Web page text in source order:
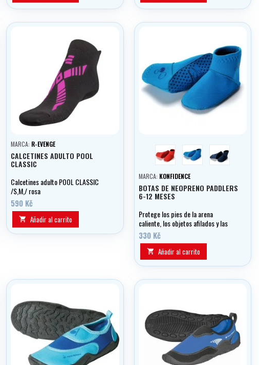
MARCA: R-EVENGE
CALCETINES ADULTO POOL
CLASSIC
Calcetines adulto POOL CLASSIC
/S,M,/ rosa
590 Kč
 Añadir al carrito
červená sv.modrá tm.modrá
MARCA: KONFIDENCE
BOTAS DE NEOPRENO PADDLERS
6-12 MESES
Protege los pies de la arena
caliente, los objetos afilados y las
infecciones.
330 Kč
 Añadir al carrito